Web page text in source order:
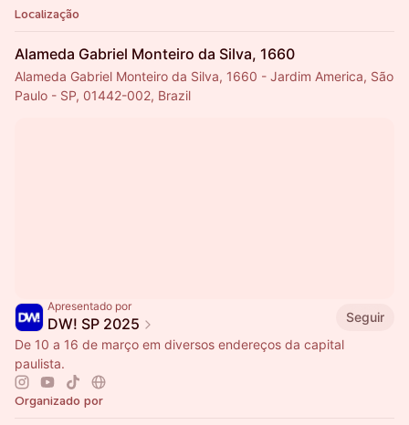
Localização
Alameda Gabriel Monteiro da Silva, 1660
Alameda Gabriel Monteiro da Silva, 1660 - Jardim America, São
Paulo - SP, 01442-002, Brazil
Apresentado por
DW! SP 2025
Seguir
De 10 a 16 de março em diversos endereços da capital
paulista.
Organizado por